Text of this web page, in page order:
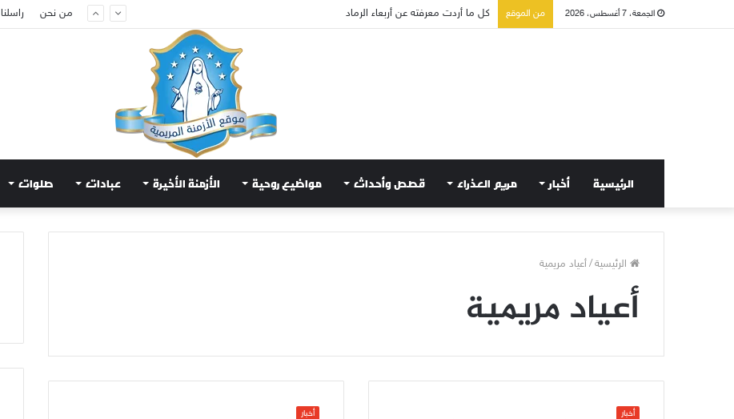
الجمعة، 7 أغسطس، 2026 من الموقع
كل ما أردت معرفته عن أربعاء الرماد
من نحن راسلنا
الرئيسية أخبار مريم العذراء قصص وأحداث مواضيع روحية الأزمنة الأخيرة عبادات صلوات
الرئيسية/أعياد مريمية
أعياد مريمية
أخبار أخبار